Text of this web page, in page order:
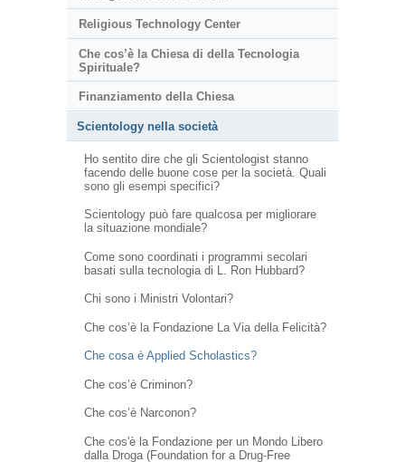
Religious Technology Center
Che cos’è la Chiesa di della Tecnologia
Spirituale?
Finanziamento della Chiesa
Scientology nella società
Ho sentito dire che gli Scientologist stanno
facendo delle buone cose per la società. Quali
sono gli esempi specifici?
Scientology può fare qualcosa per migliorare
la situazione mondiale?
Come sono coordinati i programmi secolari
basati sulla tecnologia di L. Ron Hubbard?
Chi sono i Ministri Volontari?
Che cos’è la Fondazione La Via della Felicità?
Che cosa è Applied Scholastics?
Che cos’è Criminon?
Che cos’è Narconon?
Che cos'è la Fondazione per un Mondo Libero
dalla Droga (Foundation for a Drug-Free